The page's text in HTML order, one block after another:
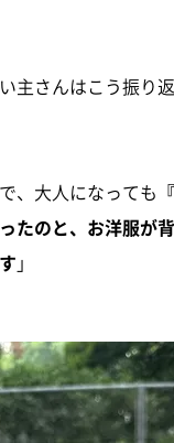
主さんはこう振り返
、大人になっても
たのと、お洋服が
」